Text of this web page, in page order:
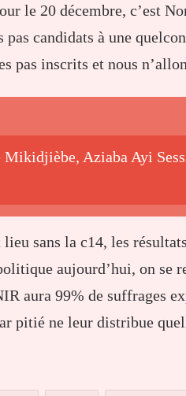
le 20 décembre, c’est
candidats à une
pas inscrits et nous
Aziaba Ayi
sans la c14, les
aujourd’hui, on se
aura 99% de suffrages
pitié ne leur distribue